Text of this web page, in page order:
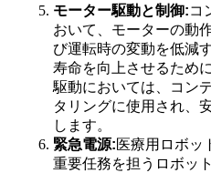
モーター駆動と制御:コ
おいて、モーターの動
び運転時の変動を低減
寿命を向上させるため
駆動においては、コン
タリングに使用され、
します。
緊急電源:医療用ロボッ
重要任務を担うロボッ